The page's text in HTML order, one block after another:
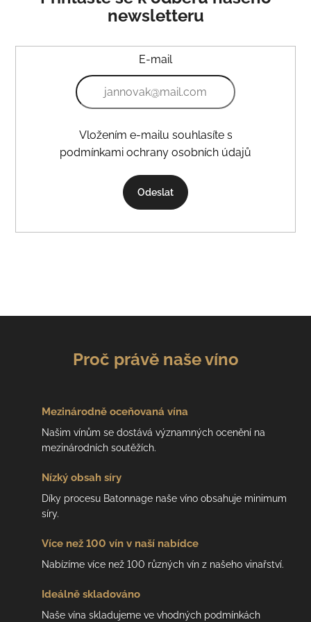
newsletteru
E-mail
podmínkami ochrany osobních údajů
Odeslat
Proč právě naše víno
Mezinárodně oceňovaná vína
Našim vínům se dostává významných ocenění na
mezinárodních soutěžích.
Nízký obsah síry
Díky procesu Batonnage naše víno obsahuje minimum
síry.
Více než 100 vín v naší nabídce
Nabízíme více než 100 různých vín z našeho vinařství.
Ideálně skladováno
Naše vína skladujeme ve vhodných podmínkách